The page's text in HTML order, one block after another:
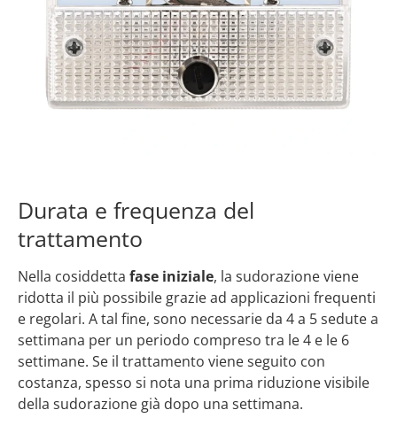
Durata e frequenza del
trattamento
Nella cosiddetta fase iniziale, la sudorazione viene
ridotta il più possibile grazie ad applicazioni frequenti
e regolari. A tal fine, sono necessarie da 4 a 5 sedute a
settimana per un periodo compreso tra le 4 e le 6
settimane. Se il trattamento viene seguito con
costanza, spesso si nota una prima riduzione visibile
della sudorazione già dopo una settimana.